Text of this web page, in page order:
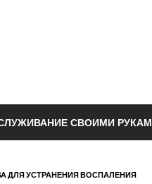
СВОИМИ
ДЛЯ УСТРАНЕНИЯ ВОСПАЛЕНИЯ